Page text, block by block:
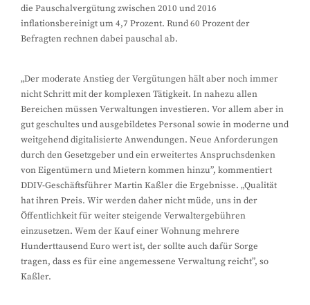
die Pauschalvergütung zwischen 2010 und 2016
inflationsbereinigt um 4,7 Prozent. Rund 60 Prozent der
Befragten rechnen dabei pauschal ab.
„Der moderate Anstieg der Vergütungen hält aber noch immer
nicht Schritt mit der komplexen Tätigkeit. In nahezu allen
Bereichen müssen Verwaltungen investieren. Vor allem aber in
gut geschultes und ausgebildetes Personal sowie in moderne und
weitgehend digitalisierte Anwendungen. Neue Anforderungen
durch den Gesetzgeber und ein erweitertes Anspruchsdenken
von Eigentümern und Mietern kommen hinzu”, kommentiert
DDIV-Geschäftsführer Martin Kaßler die Ergebnisse. „Qualität
hat ihren Preis. Wir werden daher nicht müde, uns in der
Öffentlichkeit für weiter steigende Verwaltergebühren
einzusetzen. Wem der Kauf einer Wohnung mehrere
Hunderttausend Euro wert ist, der sollte auch dafür Sorge
tragen, dass es für eine angemessene Verwaltung reicht”, so
Kaßler.